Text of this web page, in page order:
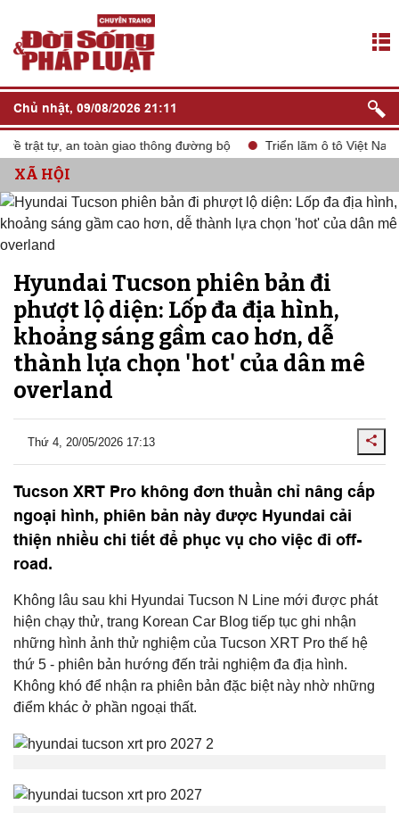
Chủ nhật, 09/08/2026 21:11
trật tự, an toàn giao thông đường bộ Triển lãm ô tô Việt Nam
XÃ HỘI
Hyundai Tucson phiên bản đi
phượt lộ diện: Lốp đa địa hình,
khoảng sáng gầm cao hơn, dễ
thành lựa chọn 'hot' của dân mê
overland
Thứ 4, 20/05/2026 17:13
Tucson XRT Pro không đơn thuần chỉ nâng cấp
ngoại hình, phiên bản này được Hyundai cải
thiện nhiều chi tiết để phục vụ cho việc đi off-
road.
Không lâu sau khi Hyundai Tucson N Line mới được phát
hiện chạy thử, trang Korean Car Blog tiếp tục ghi nhận
những hình ảnh thử nghiệm của Tucson XRT Pro thế hệ
thứ 5 - phiên bản hướng đến trải nghiệm đa địa hình.
Không khó để nhận ra phiên bản đặc biệt này nhờ những
điểm khác ở phần ngoại thất.